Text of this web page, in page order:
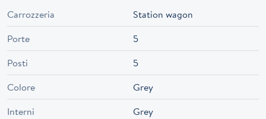
Carrozzeria
Station wagon
Porte
5
Posti
5
Colore
Grey
Interni
Grey